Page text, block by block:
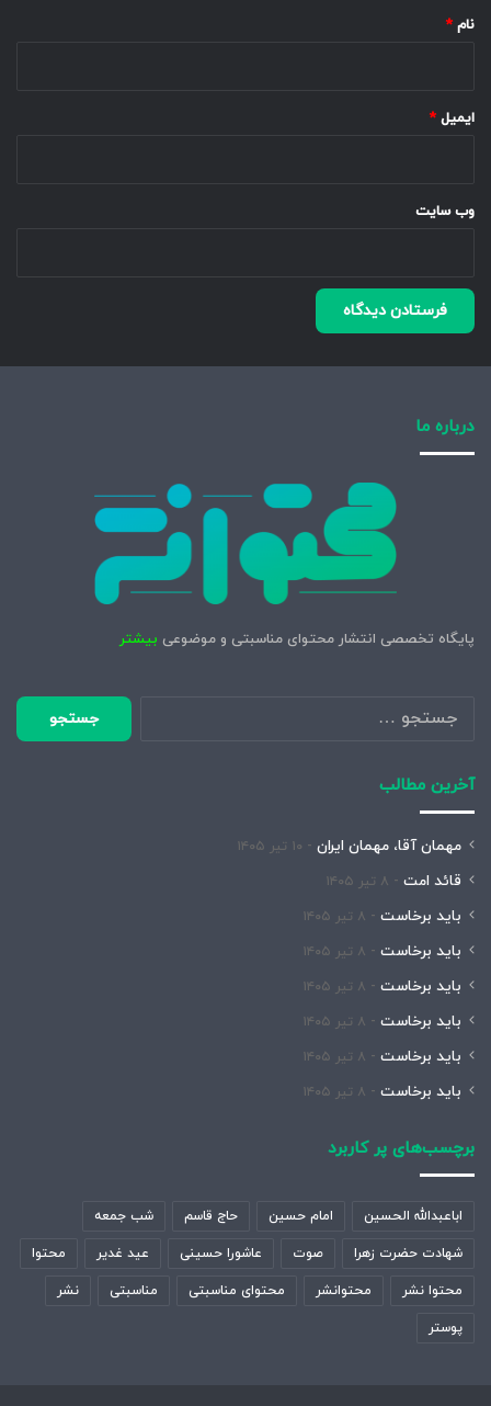
نام *
ایمیل *
وب‌ سایت
درباره ما
پایگاه تخصصی انتشار محتوای مناسبتی و موضوعی بیشتر
جستجو
برای:
آخرین مطالب
مهمان آقا، مهمان ایران ۱۰ تیر ۱۴۰۵
قائد امت ۸ تیر ۱۴۰۵
باید برخاست ۸ تیر ۱۴۰۵
باید برخاست ۸ تیر ۱۴۰۵
باید برخاست ۸ تیر ۱۴۰۵
باید برخاست ۸ تیر ۱۴۰۵
باید برخاست ۸ تیر ۱۴۰۵
باید برخاست ۸ تیر ۱۴۰۵
برچسب‌های پر کاربرد
اباعبدالله الحسین امام حسین حاج قاسم شب جمعه
شهادت حضرت زهرا صوت عاشورا حسینی عید غدیر محتوا
محتوا نشر محتوانشر محتوای مناسبتی مناسبتی نشر
پوستر